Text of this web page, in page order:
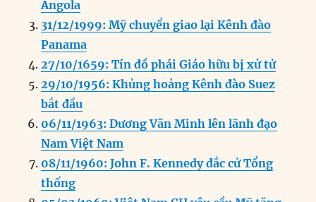
o
k
n
er p m
Angola
31/12/1999: Mỹ chuyển giao lại Kênh đào
Panama
27/10/1659: Tín đồ phái Giáo hữu bị xử tử
29/10/1956: Khủng hoảng Kênh đào Suez
bắt đầu
06/11/1963: Dương Văn Minh lên lãnh đạo
Nam Việt Nam
08/11/1960: John F. Kennedy đắc cử Tổng
thống